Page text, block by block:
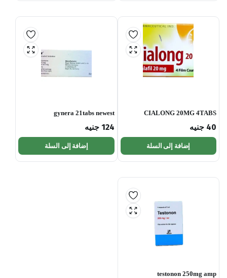
CIALONG 20MG 4TABS
40 جنيه
إضافة إلى السلة
gynera 21tabs newest
124 جنيه
إضافة إلى السلة
testonon 250mg amp